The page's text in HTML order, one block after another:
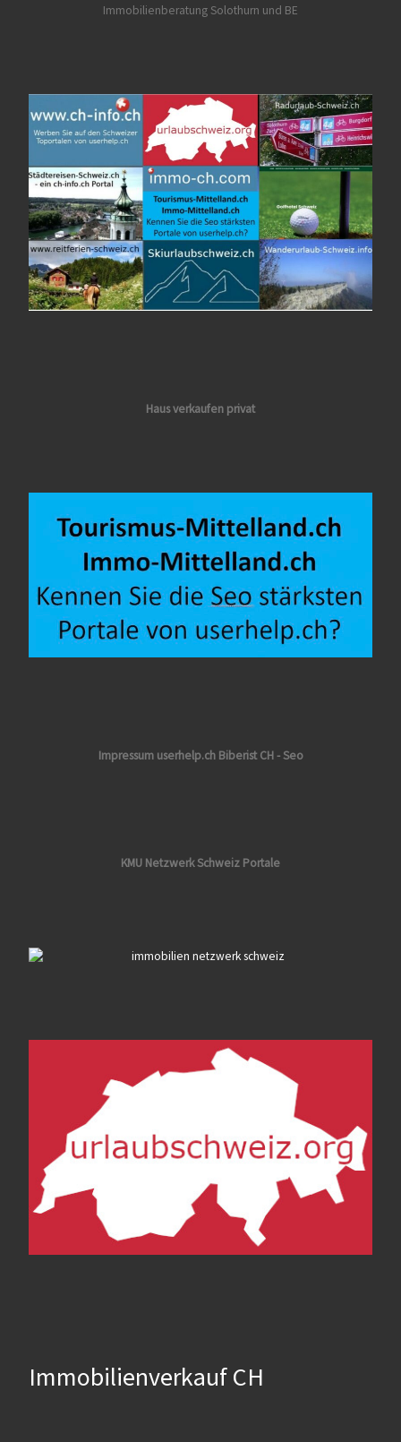
Immobilienberatung Solothurn und BE
Haus verkaufen privat
Impressum userhelp.ch Biberist CH - Seo
KMU Netzwerk Schweiz Portale
Immobilienverkauf CH